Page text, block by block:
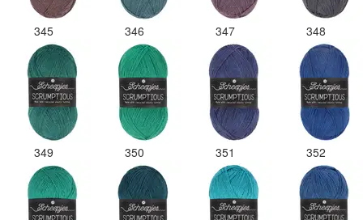
345 346 347 348
349 350 351 352